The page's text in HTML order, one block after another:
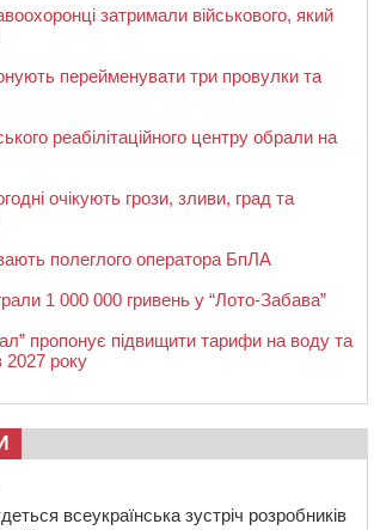
затримали військового, який
перейменувати три провулки та
реабілітаційного центру обрали на
очікують грози, зливи, град та
полеглого оператора БпЛА
1 000 000 гривень у “Лото-Забава”
пропонує підвищити тарифи на воду та
2027 року
всеукраїнська зустріч розробників